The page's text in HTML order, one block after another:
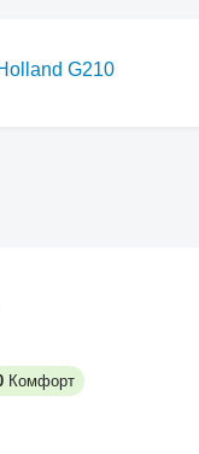
G210
Комфорт